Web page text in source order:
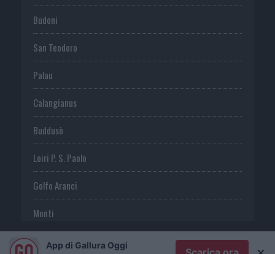
Budoni
San Teodoro
Palau
Calangianus
Buddusò
Loiri P. S. Paolo
Golfo Aranci
Monti
TeltiApp di Gallura Oggi